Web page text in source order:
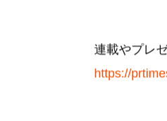
連載やプレ
https://